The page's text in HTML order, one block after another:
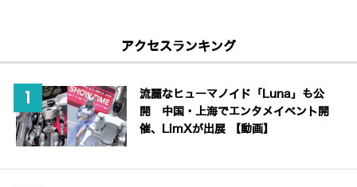
アクセスランキング
流麗なヒューマノイド「Luna」も公
開 中国・上海でエンタメイベント開
催、LimXが出展 【動画】